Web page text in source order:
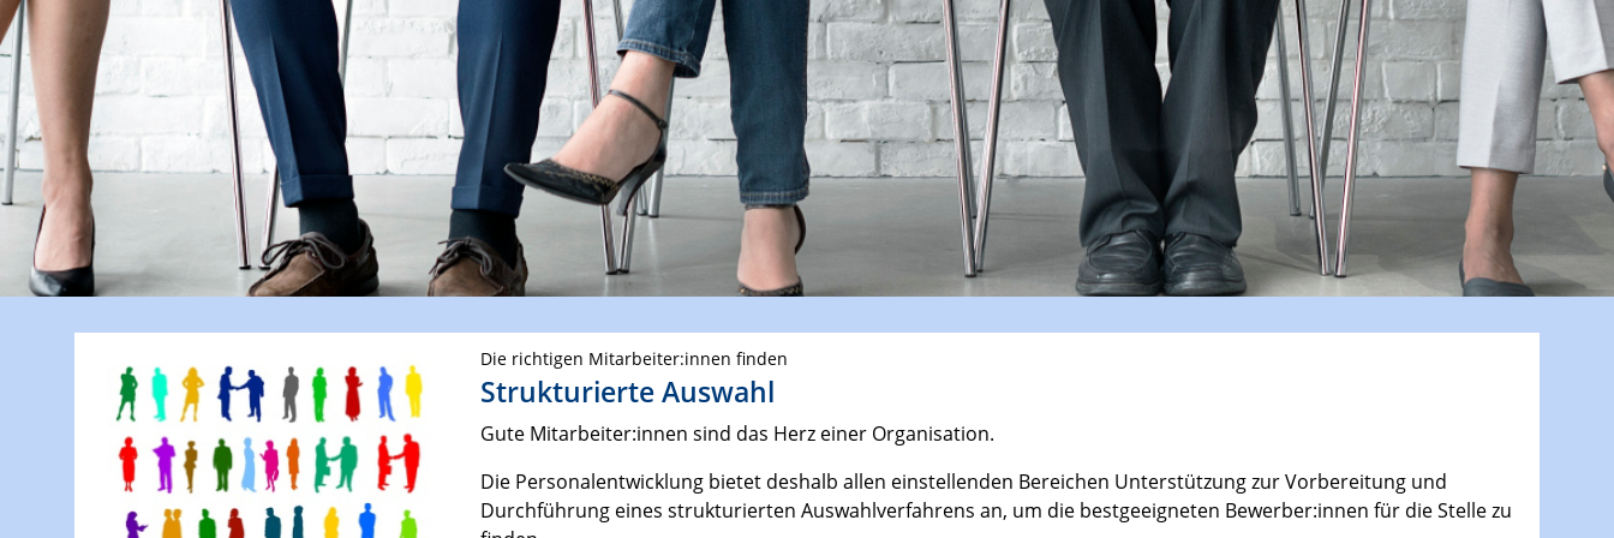
Die richtigen Mitarbeiter:innen finden
Strukturierte Auswahl
Gute Mitarbeiter:innen sind das Herz einer Organisation.
Die Personalentwicklung bietet deshalb allen einstellenden Bereichen Unterstützung zur Vorbereitung und
Durchführung eines strukturierten Auswahlverfahrens an, um die bestgeeigneten Bewerber:innen für die Stelle zu